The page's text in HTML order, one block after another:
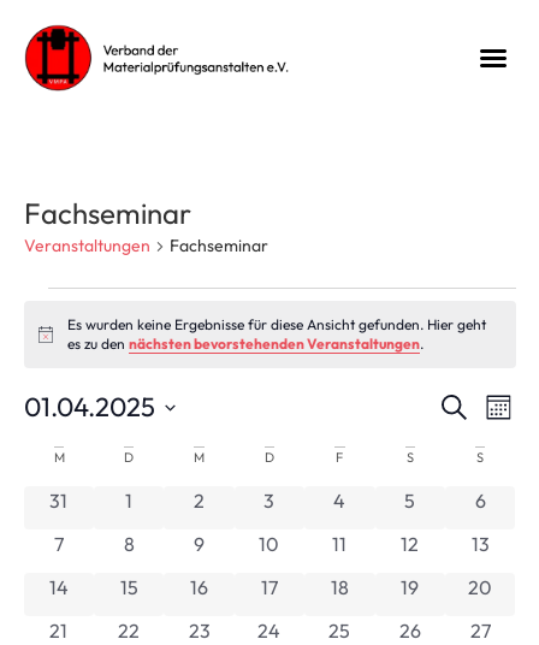
Fachseminar
Veranstaltungen Fachseminar
Hinweis
Es wurden keine Ergebnisse für diese Ansicht gefunden. Hier geht
es zu den nächsten bevorstehenden Veranstaltungen.
Suche
und
SucheMonat
01.04.2025
wählen.
Kalender
von
Veranstaltungen
M D M D F S S
0 Veranstaltungen
31 0 Veranstaltungen
1 0 Veranstaltungen
2 0 Veranstaltungen
3 0 Veranstaltungen
4 0
5 0
6
0 Veranstaltungen
7 0 Veranstaltungen
8 0 Veranstaltungen
9 0 Veranstaltungen
10 0 Veranstaltungen
11 0
12 0
13
0 Veranstaltungen
14 0 Veranstaltungen
15 0 Veranstaltungen
16 0 Veranstaltungen
17 0 Veranstaltungen
18 0
19 0
20
0 Veranstaltungen
21 0 Veranstaltungen
22 0 Veranstaltungen
23 0 Veranstaltungen
24 0 Veranstaltungen
25 0
26 0
27